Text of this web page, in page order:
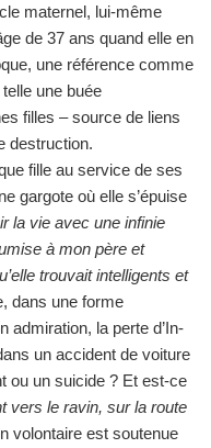
maternel, lui-même
de 37 ans quand elle en
une référence comme
une buée
filles – source de liens
destruction.
fille au service de ses
gargote où elle s’épuise
la vie avec une infinie
à mon père et
trouvait intelligents et
dans une forme
admiration, la perte d’In-
un accident de voiture
ou un suicide ? Et est-ce
vers le ravin, sur la route
volontaire est soutenue